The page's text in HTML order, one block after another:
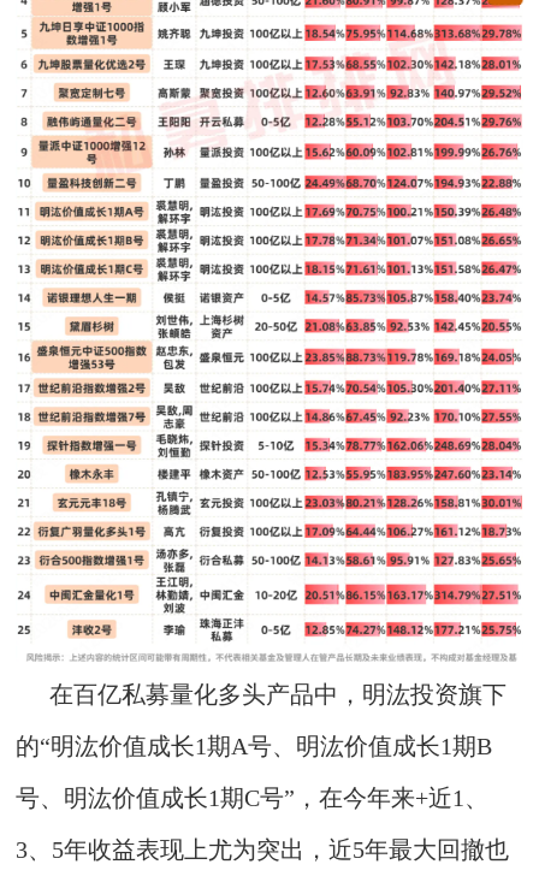
在百亿私募量化多头产品中，明汯投资旗下
的“明汯价值成长1期A号、明汯价值成长1期B
号、明汯价值成长1期C号”，在今年来+近1、
3、5年收益表现上尤为突出，近5年最大回撤也